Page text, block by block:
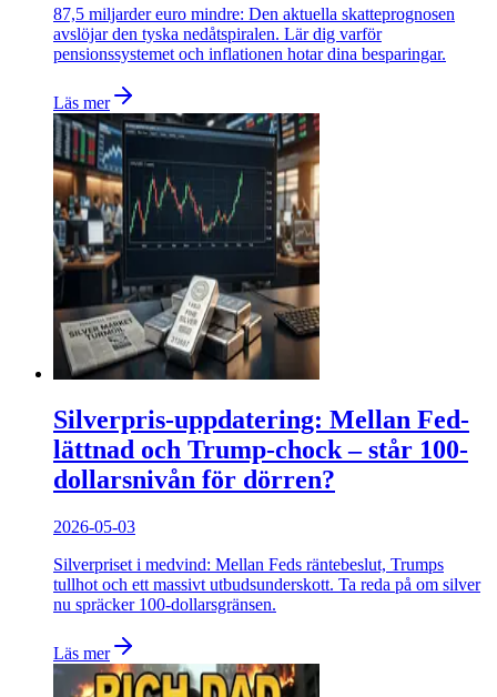
87,5 miljarder euro mindre: Den aktuella skatteprognosen
avslöjar den tyska nedåtspiralen. Lär dig varför
pensionssystemet och inflationen hotar dina besparingar.
Läs mer
Silverpris-uppdatering: Mellan Fed-
lättnad och Trump-chock – står 100-
dollarsnivån för dörren?
2026-05-03
Silverpriset i medvind: Mellan Feds räntebeslut, Trumps
tullhot och ett massivt utbudsunderskott. Ta reda på om silver
nu spräcker 100-dollarsgränsen.
Läs mer